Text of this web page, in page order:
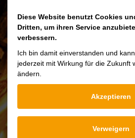
Luna Heizeinsatz
Diese Website benutzt Cookies
Dritten, um ihren Service
verbessern.
Ich bin damit einverstanden und
jederzeit mit Wirkung für die Zukunft
ändern.
Akzeptieren
Verweigern